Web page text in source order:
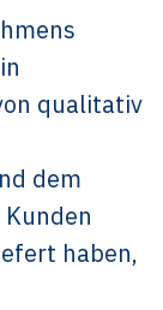
qualitativ
dem
haben,